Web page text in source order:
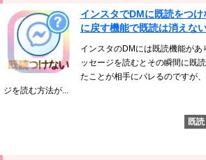
インスタでDMに既読をつ
に戻す機能で既読は消えな
インスタのDMには既読機能があ
ッセージを読むとその瞬間に既
たことが相手にバレるのですが
ジを読む方法が...
既読